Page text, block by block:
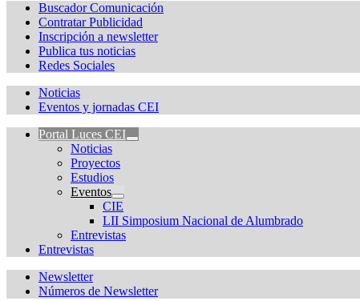
Buscador Comunicación
Contratar Publicidad
Inscripción a newsletter
Publica tus noticias
Redes Sociales
Noticias
Eventos y jornadas CEI
Portal Luces CEI
Noticias
Proyectos
Estudios
Eventos
CIE
LII Simposium Nacional de Alumbrado
Entrevistas
Entrevistas
Newsletter
Números de Newsletter